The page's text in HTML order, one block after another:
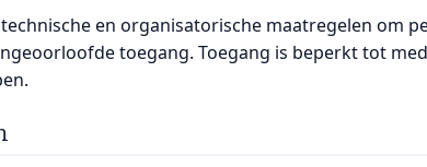
en organisatorische maatregelen om
toegang. Toegang is beperkt tot